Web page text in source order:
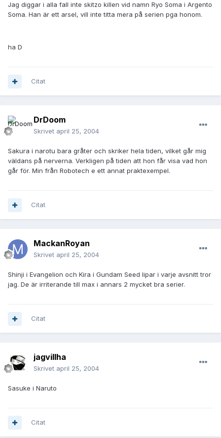
Jag diggar i alla fall inte skitzo killen vid namn Ryo Soma i Argento
Soma. Han är ett arsel, vill inte titta mera på serien pga honom.
ha D
Citat
DrDoom
Skrivet april 25, 2004
Sakura i narotu bara gråter och skriker hela tiden, vilket går mig
väldans på nerverna. Verkligen på tiden att hon får visa vad hon
går för. Min från Robotech e ett annat praktexempel.
Citat
MackanRoyan
Skrivet april 25, 2004
Shinji i Evangelion och Kira i Gundam Seed lipar i varje avsnitt tror
jag. De är irriterande till max i annars 2 mycket bra serier.
Citat
jagvillha
Skrivet april 25, 2004
Sasuke i Naruto
Citat